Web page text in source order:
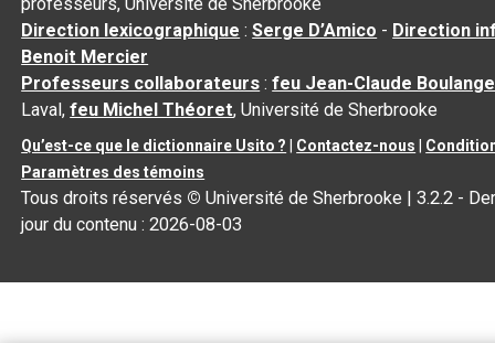
Direction lexicographique :Serge D’Amico - Direction
Benoit Mercier
Professeurs collaborateurs :feu Jean-Claude
Laval,feu Michel Théoret, Université de Sherbrooke
Qu’est-ce que le dictionnaire Usito ? Contactez-nous
Paramètres des témoins
Tous droits réservés © Université de Sherbrooke |3.2.2 -
jour du contenu :2026-08-03